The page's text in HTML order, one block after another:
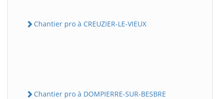
Chantier pro à CREUZIER-LE-VIEUX
Chantier pro à DOMPIERRE-SUR-BESBRE